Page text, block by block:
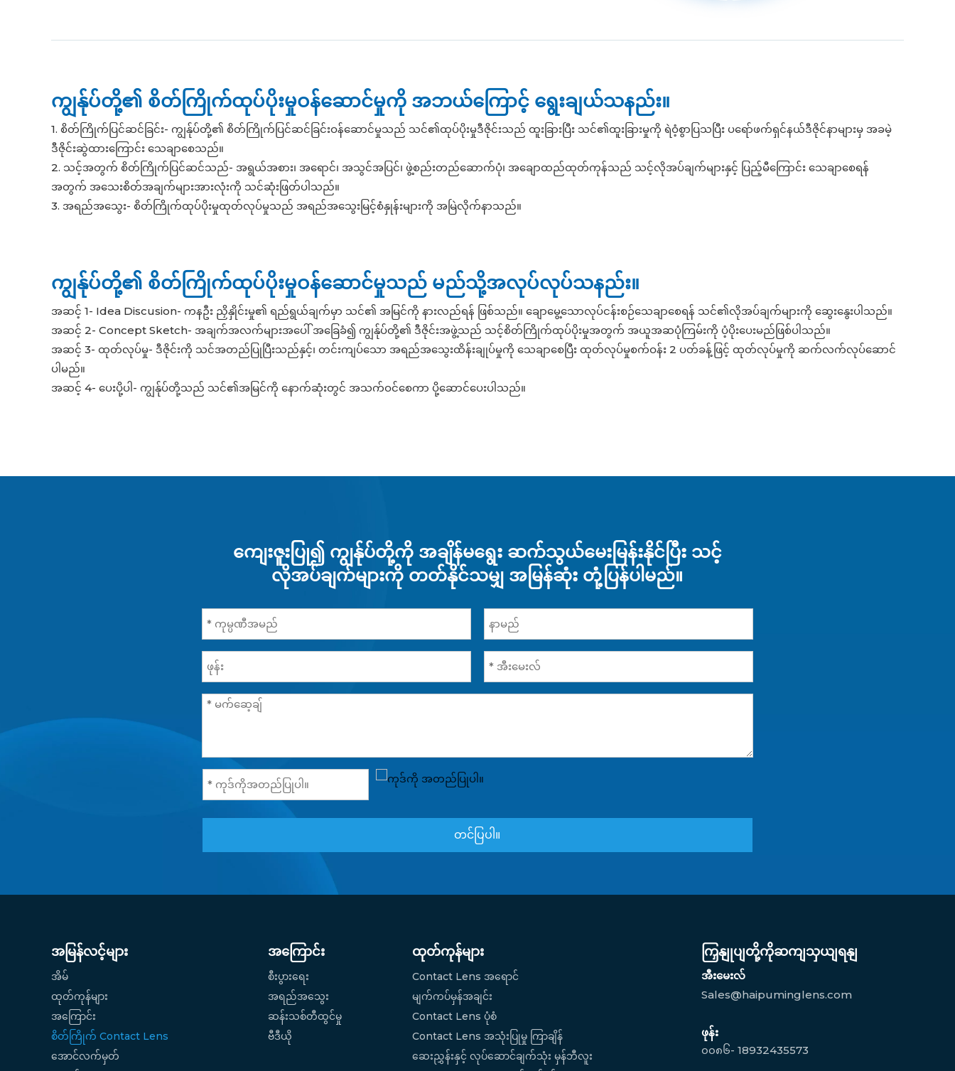
ကျွန်ုပ်တို့၏ စိတ်ကြိုက်ထုပ်ပိုးမှုဝန်ဆောင်မှုကို အဘယ်ကြောင့် ရွေးချယ်သနည်း။
1. စိတ်ကြိုက်ပြင်ဆင်ခြင်း- ကျွန်ုပ်တို့၏ စိတ်ကြိုက်ပြင်ဆင်ခြင်းဝန်ဆောင်မှုသည် သင်၏ထုပ်ပိုးမှုဒီဇိုင်းသည် ထူးခြားပြီး သင်၏ထူးခြားမှုကို ရဲဝံ့စွာပြသပြီး ပရော်ဖက်ရှင်နယ်ဒီဇိုင်နာများမှ အခမဲ့
ဒီဇိုင်းဆွဲထားကြောင်း သေချာစေသည်။
2. သင့်အတွက် စိတ်ကြိုက်ပြင်ဆင်သည်- အရွယ်အစား၊ အရောင်၊ အသွင်အပြင်၊ ဖွဲ့စည်းတည်ဆောက်ပုံ၊ အချောထည်ထုတ်ကုန်သည် သင့်လိုအပ်ချက်များနှင့် ပြည့်မီကြောင်း သေချာစေရန်
အတွက် အသေးစိတ်အချက်များအားလုံးကို သင်ဆုံးဖြတ်ပါသည်။
3. အရည်အသွေး- စိတ်ကြိုက်ထုပ်ပိုးမှုထုတ်လုပ်မှုသည် အရည်အသွေးမြင့်စံနှုန်းများကို အမြဲလိုက်နာသည်။
ကျွန်ုပ်တို့၏ စိတ်ကြိုက်ထုပ်ပိုးမှုဝန်ဆောင်မှုသည် မည်သို့အလုပ်လုပ်သနည်း။
အဆင့် 1- Idea Discusion- ကနဦး ညှိနှိုင်းမှု၏ ရည်ရွယ်ချက်မှာ သင်၏ အမြင်ကို နားလည်ရန် ဖြစ်သည်။ ချောမွေ့သောလုပ်ငန်းစဉ်သေချာစေရန် သင်၏လိုအပ်ချက်များကို ဆွေးနွေးပါသည်။
အဆင့် 2- Concept Sketch- အချက်အလက်များအပေါ် အခြေခံ၍ ကျွန်ုပ်တို့၏ ဒီဇိုင်းအဖွဲ့သည် သင့်စိတ်ကြိုက်ထုပ်ပိုးမှုအတွက် အယူအဆပုံကြမ်းကို ပံ့ပိုးပေးမည်ဖြစ်ပါသည်။
အဆင့် 3- ထုတ်လုပ်မှု- ဒီဇိုင်းကို သင်အတည်ပြုပြီးသည်နှင့်၊ တင်းကျပ်သော အရည်အသွေးထိန်းချုပ်မှုကို သေချာစေပြီး ထုတ်လုပ်မှုစက်ဝန်း 2 ပတ်ခန့်ဖြင့် ထုတ်လုပ်မှုကို ဆက်လက်လုပ်ဆောင်
ပါမည်။
အဆင့် 4- ပေးပို့ပါ- ကျွန်ုပ်တို့သည် သင်၏အမြင်ကို နောက်ဆုံးတွင် အသက်ဝင်စေကာ ပို့ဆောင်ပေးပါသည်။
ကျေးဇူးပြု၍ ကျွန်ုပ်တို့ကို အချိန်မရွေး ဆက်သွယ်မေးမြန်းနိုင်ပြီး သင့်
လိုအပ်ချက်များကို တတ်နိုင်သမျှ အမြန်ဆုံး တုံ့ပြန်ပါမည်။
တင်ပြပါ။
အမြန်လင့်များ
အိမ်
ထုတ်ကုန်များ
အကြောင်း
စိတ်ကြိုက် Contact Lens
အောင်လက်မှတ်
အကြောင်း
စီးပွားရေး
အရည်အသွေး
ဆန်းသစ်တီထွင်မှု
ဗီဒီယို
ထုတ်ကုန်များ
Contact Lens အရောင်
မျက်ကပ်မှန်အချင်း
Contact Lens ပုံစံ
Contact Lens အသုံးပြုမှု ကြာချိန်
ဆေးညွှန်းနှင့် လုပ်ဆောင်ချက်သုံး မှန်ဘီလူး
ကြှနျုပျတို့ကိုဆကျသှယျရနျ
အီးမေးလ်
Sales@haipuminglens.com
ဖုန်း
၀၀၈၆- 18932435573